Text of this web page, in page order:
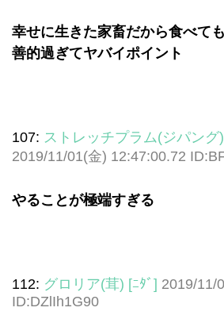
幸せに生きた家畜だから食べて
善的過ぎてヤバイポイント
107: ストレッチプラム(ジパング
2019/11/01(金) 12:47:00.72
やることが極端すぎる
112: グロリア(茸) [ﾆﾀﾞ] 2019/11/
ID:DZlIh1G90